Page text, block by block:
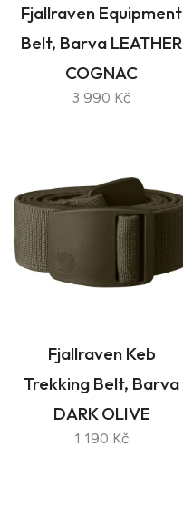
Fjallraven Equipment
Belt, Barva LEATHER
COGNAC
3 990 Kč
Fjallraven Keb
Trekking Belt, Barva
DARK OLIVE
1 190 Kč